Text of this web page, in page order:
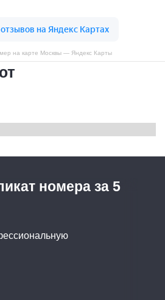
на карте Москвы — Яндекс Карты
номера за 5